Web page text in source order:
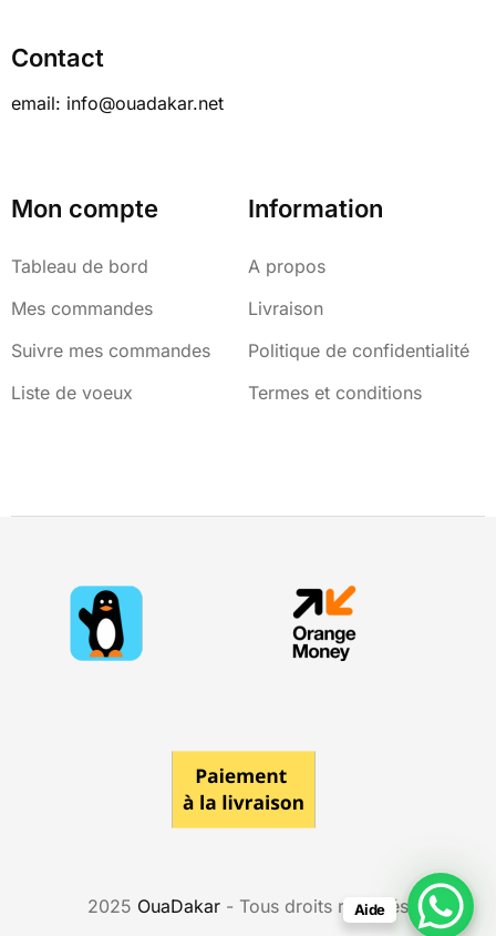
Contact
email: info@ouadakar.net
Mon compte
Tableau de bord
Mes commandes
Suivre mes commandes
Liste de voeux
Information
A propos
Livraison
Politique de confidentialité
Termes et conditions
2025 OuaDakar - Tous droits réservés
Aide